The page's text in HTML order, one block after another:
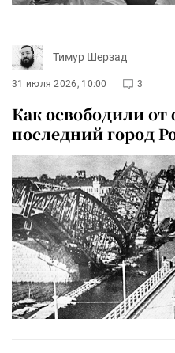
Тимур Шерзад
31 июля 2026, 10:00 3
Как освободили
последний город